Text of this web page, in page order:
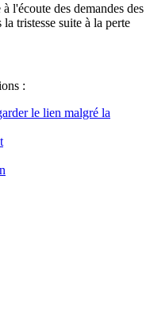
l'écoute des demandes des
tristesse suite à la perte
:
le lien malgré la